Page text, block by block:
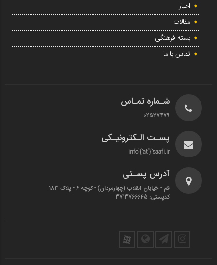
اخبار
مقالات
بسته فرهنگی
تماس با ما
شـماره تمـاس
02537479
پسـت الـکترونیـکی
info`{`at`}`saafi.ir
آدرس پسـتی
قم - خیابان انقلاب (چهارمردان)‌ - کوچه 6 - پلاک 183
کدپستی: 3713766645